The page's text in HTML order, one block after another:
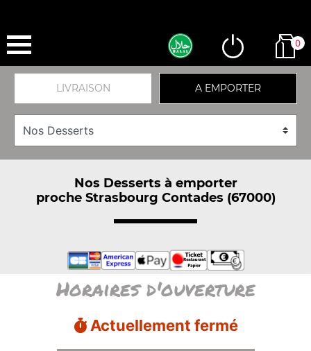
0
LIVRAISON A EMPORTER
Nos Desserts à emporter
proche Strasbourg Contades (67000)
Horaires d'ouverture
Actuellement fermé